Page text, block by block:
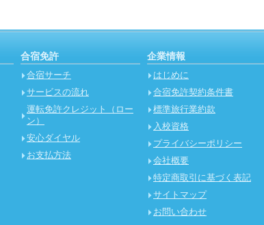
合宿免許
合宿サーチ
サービスの流れ
運転免許クレジット（ロー
ン）
安心ダイヤル
お支払方法
企業情報
はじめに
合宿免許契約条件書
標準旅行業約款
入校資格
プライバシーポリシー
会社概要
特定商取引に基づく表記
サイトマップ
お問い合わせ